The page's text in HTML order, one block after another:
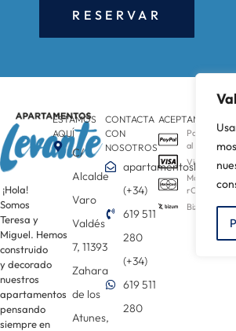
RESERVAR
¡Hola!
Somos
Teresa y
Miguel. Hemos
construido
y decorado
nuestros
apartamentos
pensando
siempre en
ACEPTAMOS
Payp
al
Visa
Maste
rCard
Bizum
CONTACTA
CON
NOSOTROS
(+34)
619 511
280
(+34)
619 511
280
ESTAMOS
AQUÍ
C/
Alcalde
Varo
Valdés
7, 11393
Zahara
de los
Atunes,